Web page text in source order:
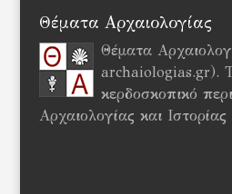
Θέματα Αρχαιολογίας
Θέματα
archaiologias.gr).
κερδοσκοπικό
Αρχαιολογίας και